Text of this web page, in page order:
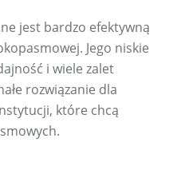
jest bardzo efektywną
Jego niskie
i wiele zalet
rozwiązanie dla
które chcą